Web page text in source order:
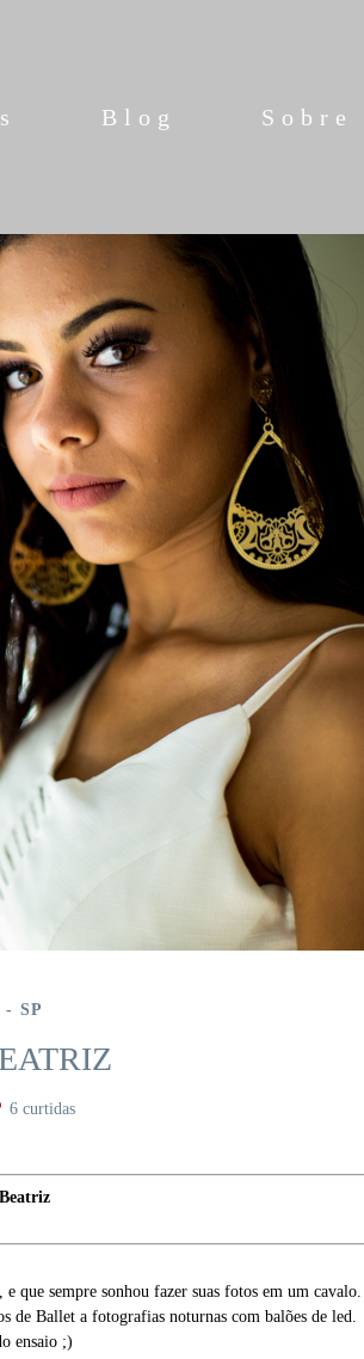
Blog Sobre
SP
6 curtidas
sempre sonhou fazer suas fotos em um cavalo.
de Ballet a fotografias noturnas com balões de led.
ensaio ;)